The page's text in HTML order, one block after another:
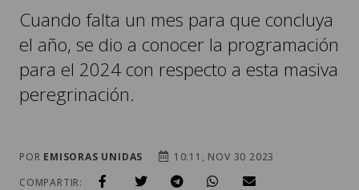
Cuando falta un mes para que concluya
el año, se dio a conocer la programación
para el 2024 con respecto a esta masiva
peregrinación.
POR EMISORAS UNIDAS
10:11, NOV 30 2023
COMPARTIR: